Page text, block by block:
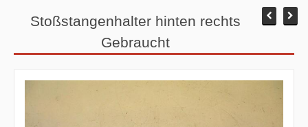
Stoßstangenhalter hinten rechts
Gebraucht